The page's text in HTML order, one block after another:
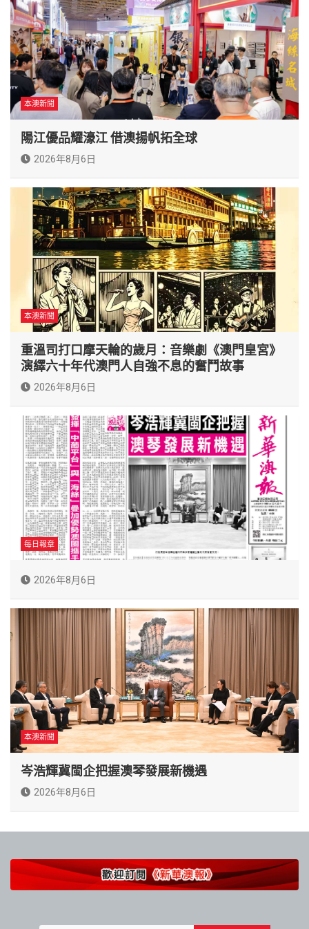
本澳新聞
陽江優品耀濠江 借澳揚帆拓全球
2026年8月6日
本澳新聞
重溫司打口摩天輪的歲月：音樂劇《澳門皇宮》
演繹六十年代澳門人自強不息的奮鬥故事
2026年8月6日
每日報章
2026年8月6日
本澳新聞
岑浩輝冀閩企把握澳琴發展新機遇
2026年8月6日